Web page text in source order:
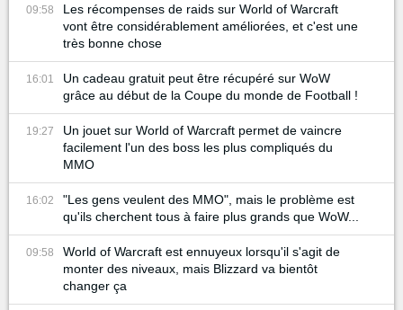
09:58
Les récompenses de raids sur World of Warcraft
vont être considérablement améliorées, et c'est une
très bonne chose
16:01
Un cadeau gratuit peut être récupéré sur WoW
grâce au début de la Coupe du monde de Football !
19:27
Un jouet sur World of Warcraft permet de vaincre
facilement l'un des boss les plus compliqués du
MMO
16:02
"Les gens veulent des MMO", mais le problème est
qu'ils cherchent tous à faire plus grands que WoW...
09:58
World of Warcraft est ennuyeux lorsqu'il s'agit de
monter des niveaux, mais Blizzard va bientôt
changer ça